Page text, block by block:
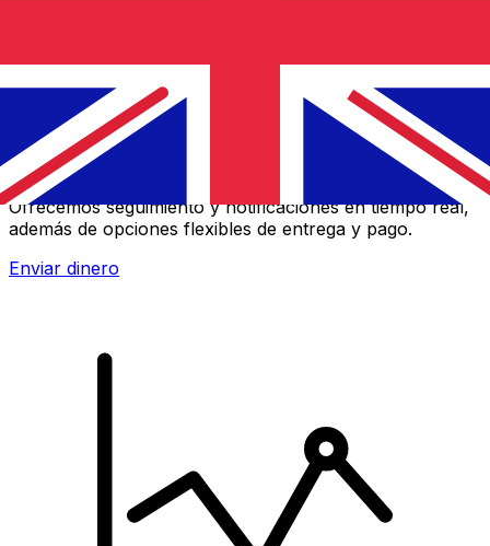
Transferencias de dinero internacionales Xe
Envíe dinero en línea de forma rápida, segura y fácil.
Ofrecemos seguimiento y notificaciones en tiempo real,
además de opciones flexibles de entrega y pago.
Enviar dinero